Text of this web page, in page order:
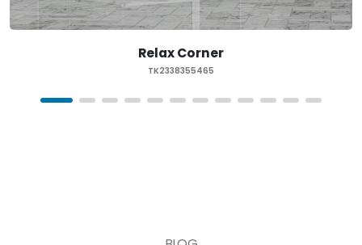
Relax Corner
TK2338355465